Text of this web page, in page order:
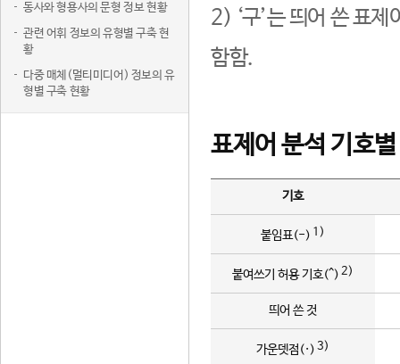
동사와 형용사의 문형 정보 현황
관련 어휘 정보의 유형별 구축 현
황
다중 매체(멀티미디어) 정보의 유
형별 구축 현황
2) ‘구’는 띄어 쓴 표
함함.
표제어 분석 기호
기호
붙임표(-) 1)
붙여쓰기 허용 기호(^) 2)
띄어 쓴 것
가운뎃점(·) 3)